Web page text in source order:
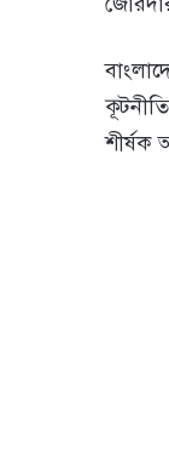
শীর্ষক